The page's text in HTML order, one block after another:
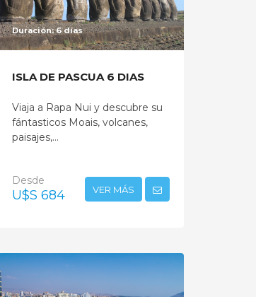
Duración: 6 días
ISLA DE PASCUA 6 DIAS
Viaja a Rapa Nui y descubre su
fántasticos Moais, volcanes,
paisajes,...
Desde
U$S 684 VER MÁS